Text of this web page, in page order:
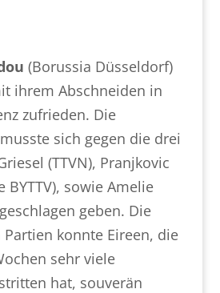
(Borussia Düsseldorf)
ihrem Abschneiden in
zufrieden. Die
sich gegen die drei
(TTVN), Pranjkovic
BYTTV), sowie Amelie
geben. Die
konnte Eireen, die
sehr viele
hat, souverän